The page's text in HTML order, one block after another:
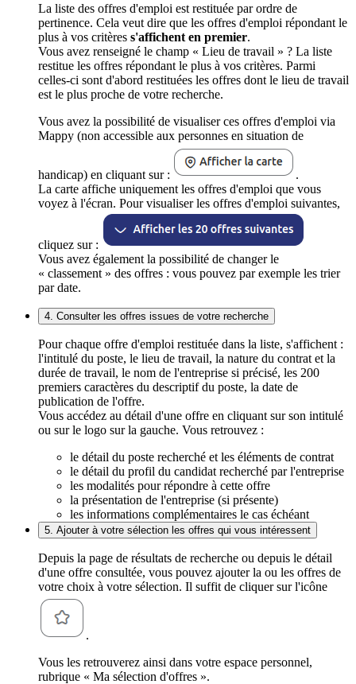
La liste des offres d'emploi est restituée par ordre de
pertinence. Cela veut dire que les offres d'emploi répondant le
plus à vos critères s'affichent en premier.
Vous avez renseigné le champ « Lieu de travail » ? La liste
restitue les offres répondant le plus à vos critères. Parmi
celles-ci sont d'abord restituées les offres dont le lieu de travail
est le plus proche de votre recherche.
Vous avez la possibilité de visualiser ces offres d'emploi via
Mappy (non accessible aux personnes en situation de
handicap) en cliquant sur :
.
La carte affiche uniquement les offres d'emploi que vous
voyez à l'écran. Pour visualiser les offres d'emploi suivantes,
cliquez sur :
Vous avez également la possibilité de changer le
« classement » des offres : vous pouvez par exemple les trier
par date.
4. Consulter les offres issues de votre recherche
Pour chaque offre d'emploi restituée dans la liste, s'affichent :
l'intitulé du poste, le lieu de travail, la nature du contrat et la
durée de travail, le nom de l'entreprise si précisé, les 200
premiers caractères du descriptif du poste, la date de
publication de l'offre.
Vous accédez au détail d'une offre en cliquant sur son intitulé
ou sur le logo sur la gauche. Vous retrouvez :
le détail du poste recherché et les éléments de contrat
le détail du profil du candidat recherché par l'entreprise
les modalités pour répondre à cette offre
la présentation de l'entreprise (si présente)
les informations complémentaires le cas échéant
5. Ajouter à votre sélection les offres qui vous intéressent
Depuis la page de résultats de recherche ou depuis le détail
d'une offre consultée, vous pouvez ajouter la ou les offres de
votre choix à votre sélection. Il suffit de cliquer sur l'icône
.
Vous les retrouverez ainsi dans votre espace personnel,
rubrique « Ma sélection d'offres ».